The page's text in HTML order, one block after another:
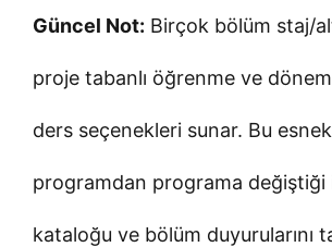
Güncel Not: Birçok bölüm staj/
proje tabanlı öğrenme ve
ders seçenekleri sunar. Bu
programdan programa değiştiği
kataloğu ve bölüm duyurularını